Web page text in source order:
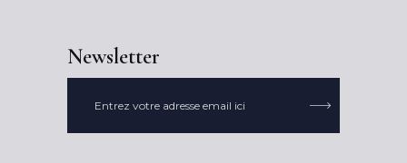
Newsletter
